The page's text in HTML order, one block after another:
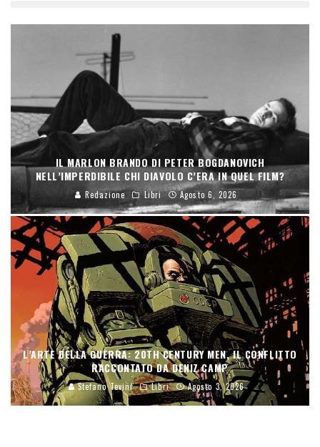
IL MARLON BRANDO DI PETER BOGDANOVICH
NELL’IMPERDIBILE CHI DIAVOLO C’ERA IN QUEL FILM?
Redazione Libri Agosto 6, 2026
L’ARTE DELLA GUERRA: 20TH CENTURY MEN, IL CONFLITTO
RACCONTATO DA DENIZ CAMP
Stefano Tevini Libri Agosto 3, 2026